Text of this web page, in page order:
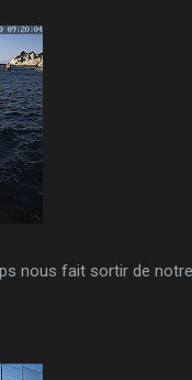
nous fait sortir de notre